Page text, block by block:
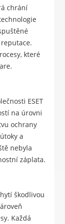
chrání
které
ESET
na úrovni
ochrany
a
nebyla
záplata.
škodlivou
Každá